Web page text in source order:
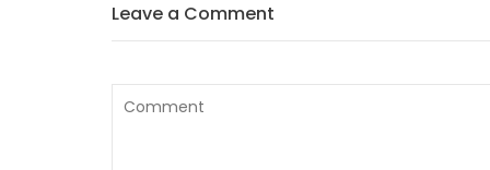
Leave a Comment